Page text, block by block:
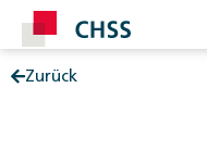
Zurück